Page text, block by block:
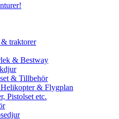
traktorer
& Bestway
& Tillbehör
& Flygplan
Pistolset etc.